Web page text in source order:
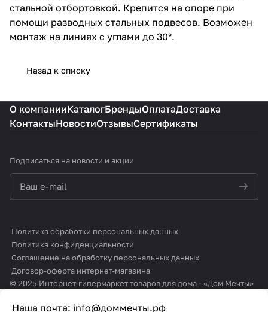
стальной отбортовкой. Крепится на опоре при
помощи разводных стальных подвесов. Возможен
монтаж на линиях с углами до 30°.
Назад к списку
Наша почта: info@доммечты.рф
О компанииКаталогБрендыОплатаДоставка
КонтактыНовостиОтзывыСертификаты
Подписаться на новости и акции
Политика обработки персональных данных
Политика конфиденциальности
Соглашение на обработку персональных данных
Договор-оферта интернет-магазина
© 2025 Интернет-гипермаркет товаров для дома - «Дом Мечты»